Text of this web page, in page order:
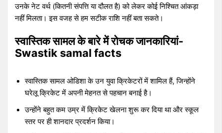
उनके नेट वर्थ (कितनी संपत्ति या दौलत है) को लेकर कोई निश्चित आंकड़ा
नहीं मिलता। इस वजह से हम सटीक राशि नहीं बता सकते।
स्वास्तिक सामल के बारे में रोचक जानकारियां-
Swastik samal facts
स्वास्तिक सामल ओडिशा के उन युवा क्रिकेटरों में शामिल हैं, जिन्होंने
घरेलू क्रिकेट में अपनी मेहनत से पहचान बनाई है।
उन्होंने बहुत कम उम्र में क्रिकेट खेलना शुरू कर दिया था और स्कूल
स्तर पर ही शानदार प्रदर्शन किया।